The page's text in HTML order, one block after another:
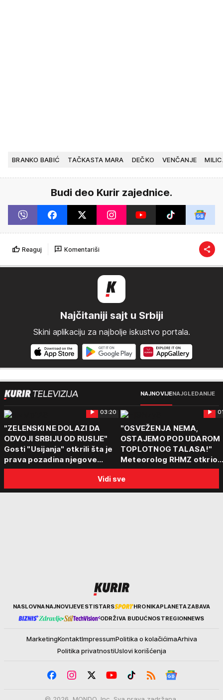
BRANKO BABIĆ TAČKASTA MARA DEČKO VENČANJE
Budi deo Kurir zajednice.
Reaguj Komentariši
Najčitaniji sajt u Srbiji
Skini aplikaciju za najbolje iskustvo portala.
NAJNOVIJENAJGLEDANIJE
03:20
"ZELENSKI NE DOLAZI DA
ODVOJI SRBIJU OD RUSIJE"
Gosti "Usijanja" otkrili šta je
prava pozadina njegove
posete Beogradu
"OSVEŽENJA NEMA,
OSTAJEMO POD UDAROM
TOPLOTNOG TALASA!"
Meteorolog RHMZ otkrio
kakvo vreme nas čeka do
kraja avgusta
Vidi sve
KurirNASLOVNANAJNOVIJEVESTISTARS HRONIKAPLANETAZABAVA
ODRŽIVA BUDUĆNOSTREGIONNEWS
MarketingKontaktImpressumPolitika o kolačićimaArhiva
Politika privatnostiUslovi korišćenja